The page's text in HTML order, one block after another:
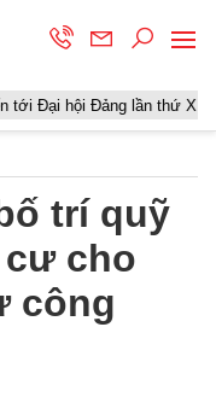
Đại hội Đảng lần thứ XIII
trí quỹ
cho
công